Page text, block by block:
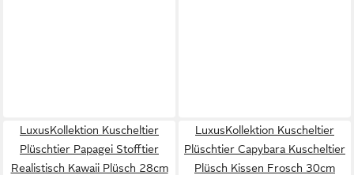
LuxusKollektion Kuscheltier
Plüschtier Papagei Stofftier
Realistisch Kawaii Plüsch 28cm
LuxusKollektion Kuscheltier
Plüschtier Capybara Kuscheltier
Plüsch Kissen Frosch 30cm